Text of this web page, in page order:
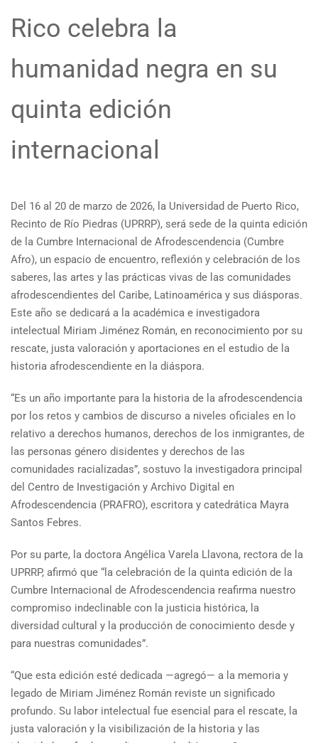
Rico celebra la
humanidad negra en su
quinta edición
internacional
Del 16 al 20 de marzo de 2026, la Universidad de Puerto Rico,
Recinto de Río Piedras (UPRRP), será sede de la quinta edición
de la Cumbre Internacional de Afrodescendencia (Cumbre
Afro), un espacio de encuentro, reflexión y celebración de los
saberes, las artes y las prácticas vivas de las comunidades
afrodescendientes del Caribe, Latinoamérica y sus diásporas.
Este año se dedicará a la académica e investigadora
intelectual Miriam Jiménez Román, en reconocimiento por su
rescate, justa valoración y aportaciones en el estudio de la
historia afrodescendiente en la diáspora.
“Es un año importante para la historia de la afrodescendencia
por los retos y cambios de discurso a niveles oficiales en lo
relativo a derechos humanos, derechos de los inmigrantes, de
las personas género disidentes y derechos de las
comunidades racializadas”, sostuvo la investigadora principal
del Centro de Investigación y Archivo Digital en
Afrodescendencia (PRAFRO), escritora y catedrática Mayra
Santos Febres.
Por su parte, la doctora Angélica Varela Llavona, rectora de la
UPRRP, afirmó que “la celebración de la quinta edición de la
Cumbre Internacional de Afrodescendencia reafirma nuestro
compromiso indeclinable con la justicia histórica, la
diversidad cultural y la producción de conocimiento desde y
para nuestras comunidades”.
“Que esta edición esté dedicada —agregó— a la memoria y
legado de Miriam Jiménez Román reviste un significado
profundo. Su labor intelectual fue esencial para el rescate, la
justa valoración y la visibilización de la historia y las